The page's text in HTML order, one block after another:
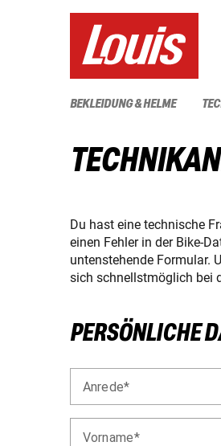
BEKLEIDUNG & HELME
Du hast eine technische
einen Fehler in der Bike-
untenstehende Formular.
sich schnellstmöglich bei
PERSÖNLICHE
Anrede
Vorname